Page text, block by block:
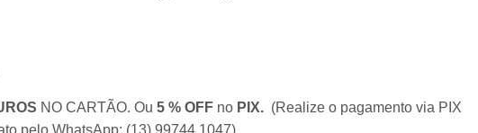
NO CARTÃO. Ou 5 % OFF no PIX. (Realize o pagamento via PIX
pelo WhatsApp: (13) 99744.1047).